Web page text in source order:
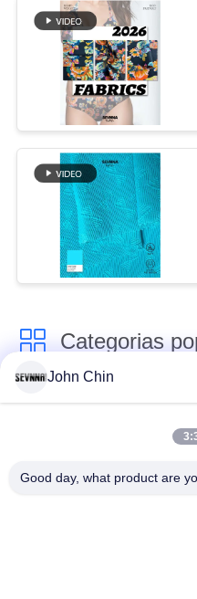
DO
PRIVACY
POLICY
Categorias
Tela reciclada do
tecido de poliéster
John Chin
Good day, what product are